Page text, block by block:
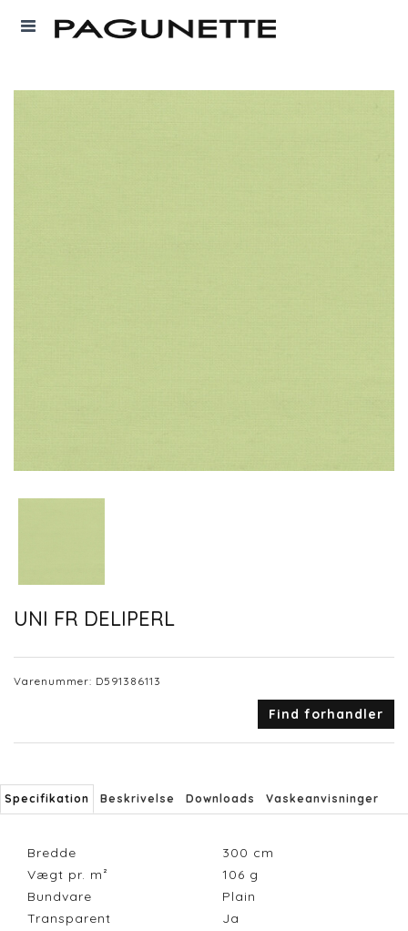
UNI FR DELIPERL
Varenummer: D591386113
Find forhandler
Specifikation Beskrivelse Downloads Vaskeanvisninger
Bredde 300 cm
Vægt pr. m²
106 g
Bundvare
Plain
Transparent
Ja